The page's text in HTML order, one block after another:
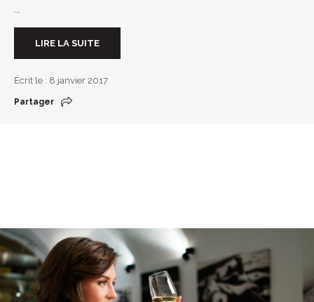
LIRE LA SUITE
Écrit le : 8 janvier 2017
Partager